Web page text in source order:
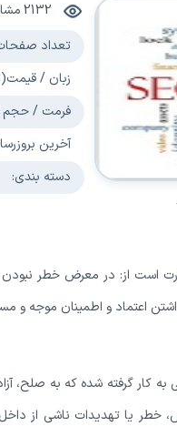
2132
تعداد
زبان /
فرمت / حجم
آخرین
دسته بندی:
است از: در معرض خطر
اعتماد و اطمینان موجه و
کار گرفته شده که به صلح،